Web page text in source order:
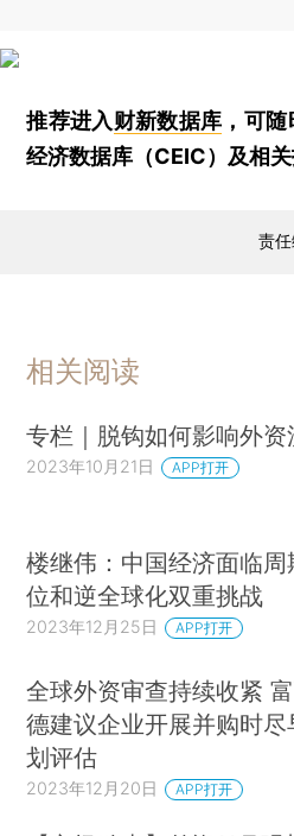
推荐进入财新数据库 ，可
经济数据库（CEIC）及相关
责
相关阅读
专栏｜脱钩如何影响外资
2023年10月21日 APP打开
楼继伟：中国经济面临周
位和逆全球化双重挑战
2023年12月25日 APP打开
全球外资审查持续收紧
德建议企业开展并购时尽
划评估
2023年12月20日 APP打开